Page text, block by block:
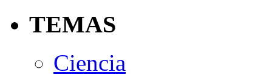
TEMAS
Ciencia